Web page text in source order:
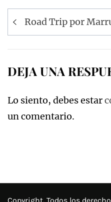
Navegación
de
Road Trip por
DEJA UNA
Lo siento, debes estar
un comentario.